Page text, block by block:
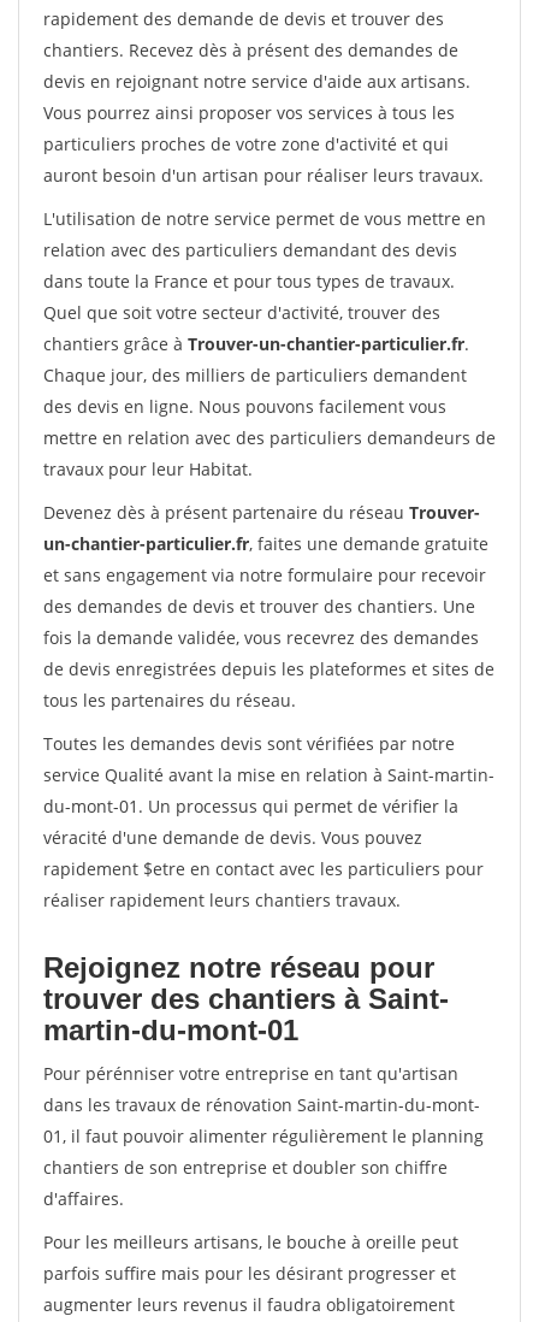
rapidement des demande de devis et trouver des
chantiers. Recevez dès à présent des demandes de
devis en rejoignant notre service d'aide aux artisans.
Vous pourrez ainsi proposer vos services à tous les
particuliers proches de votre zone d'activité et qui
auront besoin d'un artisan pour réaliser leurs travaux.
L'utilisation de notre service permet de vous mettre en
relation avec des particuliers demandant des devis
dans toute la France et pour tous types de travaux.
Quel que soit votre secteur d'activité, trouver des
chantiers grâce à Trouver-un-chantier-particulier.fr.
Chaque jour, des milliers de particuliers demandent
des devis en ligne. Nous pouvons facilement vous
mettre en relation avec des particuliers demandeurs de
travaux pour leur Habitat.
Devenez dès à présent partenaire du réseau Trouver-
un-chantier-particulier.fr, faites une demande gratuite
et sans engagement via notre formulaire pour recevoir
des demandes de devis et trouver des chantiers. Une
fois la demande validée, vous recevrez des demandes
de devis enregistrées depuis les plateformes et sites de
tous les partenaires du réseau.
Toutes les demandes devis sont vérifiées par notre
service Qualité avant la mise en relation à Saint-martin-
du-mont-01. Un processus qui permet de vérifier la
véracité d'une demande de devis. Vous pouvez
rapidement $etre en contact avec les particuliers pour
réaliser rapidement leurs chantiers travaux.
Rejoignez notre réseau pour
trouver des chantiers à Saint-
martin-du-mont-01
Pour pérénniser votre entreprise en tant qu'artisan
dans les travaux de rénovation Saint-martin-du-mont-
01, il faut pouvoir alimenter régulièrement le planning
chantiers de son entreprise et doubler son chiffre
d'affaires.
Pour les meilleurs artisans, le bouche à oreille peut
parfois suffire mais pour les désirant progresser et
augmenter leurs revenus il faudra obligatoirement